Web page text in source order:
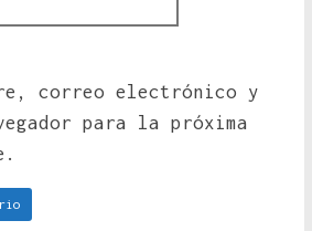
correo electrónico y
para la próxima